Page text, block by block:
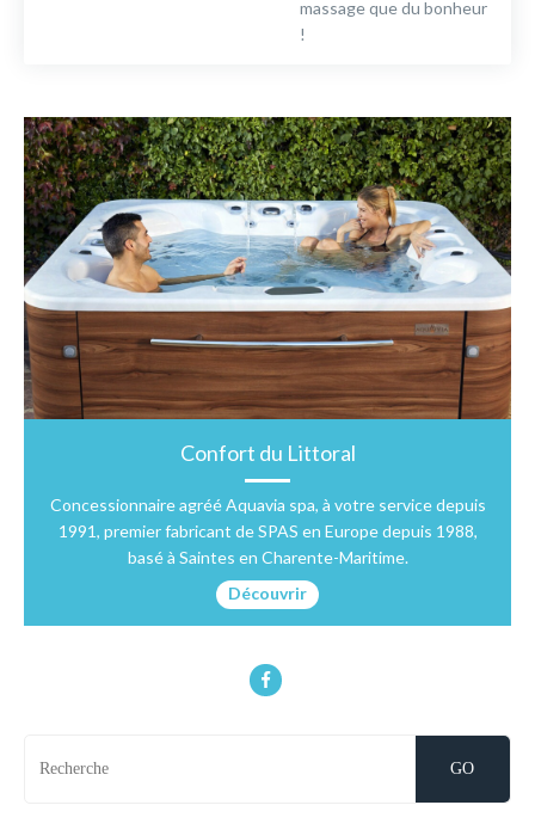
massage que du bonheur
!
Confort du Littoral
Concessionnaire agréé Aquavia spa, à votre service depuis
1991, premier fabricant de SPAS en Europe depuis 1988,
basé à Saintes en Charente-Maritime.
Découvrir